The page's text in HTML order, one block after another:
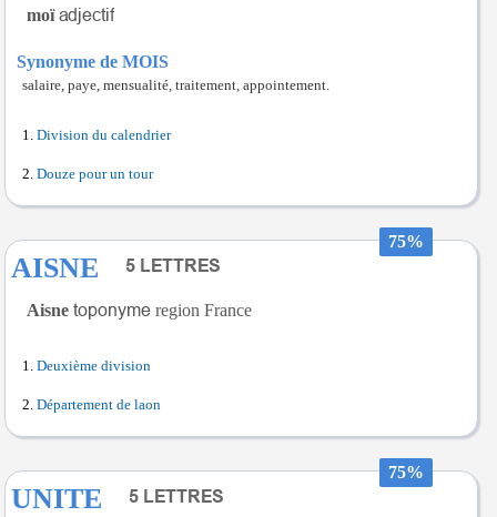
moï
Synonyme de MOIS
salaire, paye, mensualité, traitement, appointement.
Division du calendrier
Douze pour un tour
75%
AISNE
Aisne region France
Deuxième division
Département de laon
75%
UNITE